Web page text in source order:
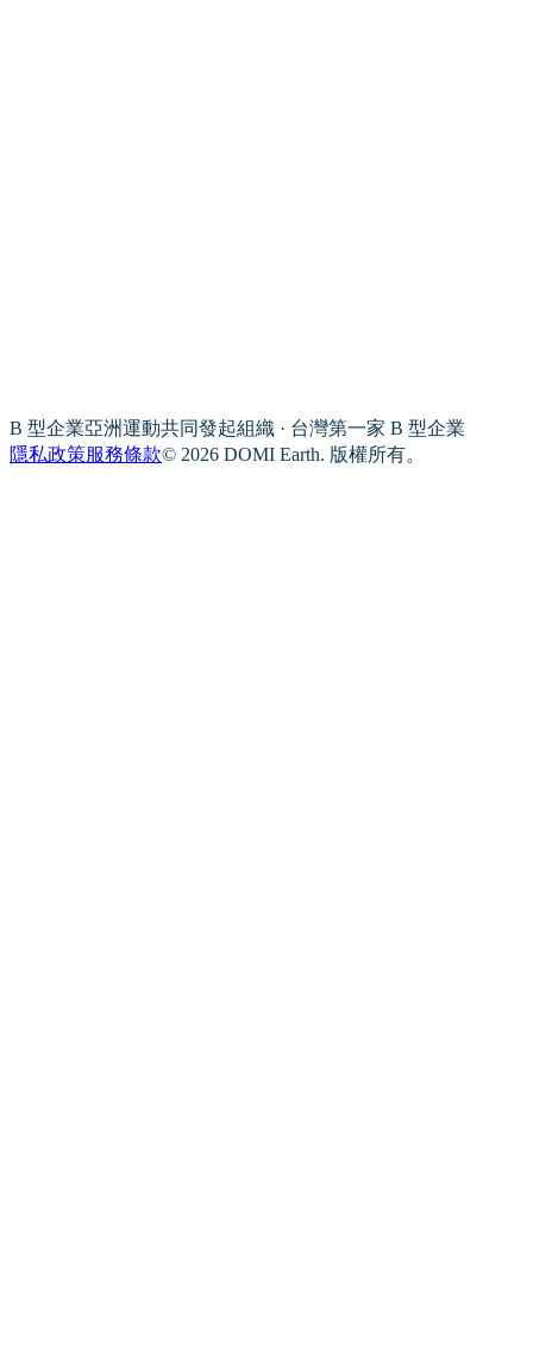
B 型企業亞洲運動共同發起組織 · 台灣第一家 B 型企業
隱私政策服務條款© 2026 DOMI Earth. 版權所有。